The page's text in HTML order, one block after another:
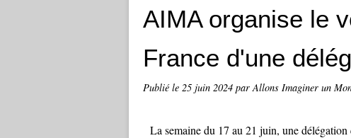
AIMA organise le
France d'une
Publié le 25 juin 2024 par Allons Imaginer un
La semaine du 17 au 21 juin, une